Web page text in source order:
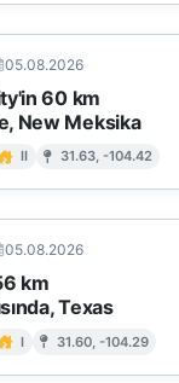
05.08.2026
60 km
New Meksika
II 31.63, -104.42
05.08.2026
km
Texas
I 31.60, -104.29